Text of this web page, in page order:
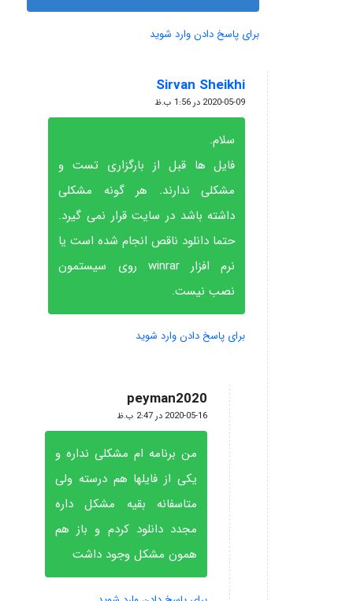
برای پاسخ دادن وارد شوید
Sirvan Sheikhi
گفته:
2020-05-09 در 1:56 ب.ظ
سلام.
فایل ها قبل از بارگزاری تست و
مشکلی ندارند. هر گونه مشکلی
داشته باشد در سایت قرار نمی گیرد.
حتما دانلود ناقص انجام شده است یا
نرم افزار winrar روی سیستمون
نصب نیست.
برای پاسخ دادن وارد شوید
peyman2020
گفته:
2020-05-16 در 2:47 ب.ظ
من برنامه ام مشکلی نداره و
یکی از فایلها هم درسته ولی
متاسفانه بقیه مشکل داره
مجدد دانلود کردم و باز هم
همون مشکل وجود داشت